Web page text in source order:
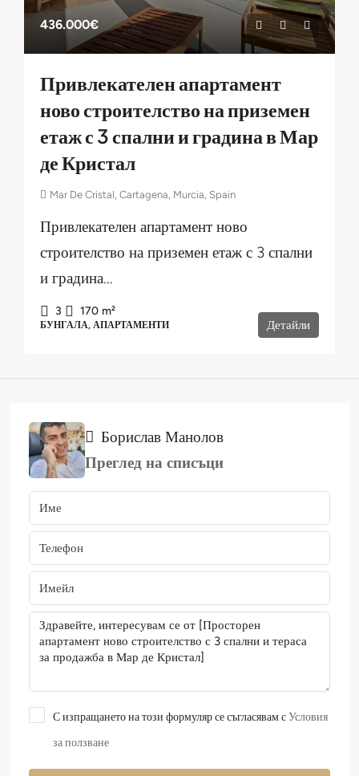
436.000€
Привлекателен апартамент
ново строителство на приземен
етаж с 3 спални и градина в Мар
де Кристал
Mar De Cristal, Cartagena, Murcia, Spain
Привлекателен апартамент ново
строителство на приземен етаж с 3 спални
и градина...
3 170 m²
БУНГАЛА, АПАРТАМЕНТИ Детайли
Борислав Манолов
Преглед на списъци
С изпращането на този формуляр се съгласявам сУсловия
за ползване